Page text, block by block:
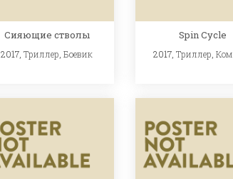
Сияющие стволы
2017, Триллер Боевик
Spin Cycle
2017, Триллер